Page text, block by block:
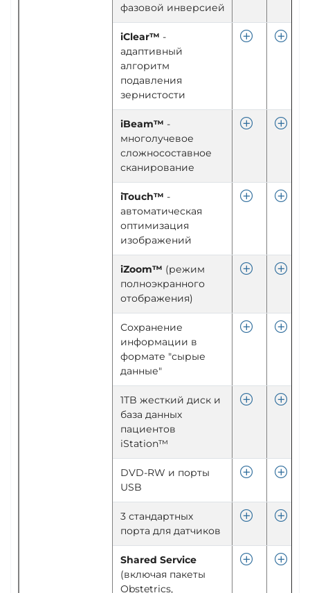
фазовой инверсией
iClear™ -
адаптивный
алгоритм
подавления
зернистости
iBeam™ -
многолучевое
сложносоставное
сканирование
iTouch™ -
автоматическая
оптимизация
изображений
iZoom™ (режим
полноэкранного
отображения)
Сохранение
информации в
формате "сырые
данные"
1TB жесткий диск и
база данных
пациентов
iStation™
DVD-RW и порты
USB
3 стандартных
порта для датчиков
Shared Service
(включая пакеты
Obstetrics,